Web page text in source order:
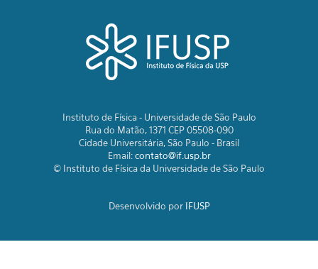
Instituto de Física - Universidade de São Paulo
Rua do Matão, 1371 CEP 05508-090
Cidade Universitária, São Paulo - Brasil
Email:contato@if.usp.br
© Instituto de Física da Universidade de São Paulo
Desenvolvido por IFUSP